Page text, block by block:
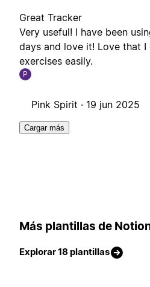
Great Tracker
Very useful! I have been
days and love it! Love that I
exercises easily.
P
Pink Spirit · 19 jun 2025
Cargar más
Más plantillas de
Explorar 18 plantillas